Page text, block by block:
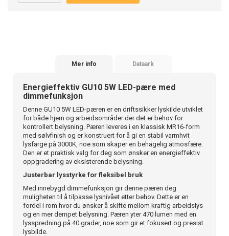
Mer info Dataark
Energieffektiv GU10 5W LED-pære med
dimmefunksjon
Denne GU10 5W LED-pæren er en driftssikker lyskilde utviklet
for både hjem og arbeidsområder der det er behov for
kontrollert belysning. Pæren leveres i en klassisk MR16-form
med sølvfinish og er konstruert for å gi en stabil varmhvit
lysfarge på 3000K, noe som skaper en behagelig atmosfære.
Den er et praktisk valg for deg som ønsker en energieffektiv
oppgradering av eksisterende belysning.
Justerbar lysstyrke for fleksibel bruk
Med innebygd dimmefunksjon gir denne pæren deg
muligheten til å tilpasse lysnivået etter behov. Dette er en
fordel i rom hvor du ønsker å skifte mellom kraftig arbeidslys
og en mer dempet belysning. Pæren yter 470 lumen med en
lysspredning på 40 grader, noe som gir et fokusert og presist
lysbilde.